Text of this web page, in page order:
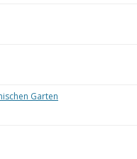
Garten